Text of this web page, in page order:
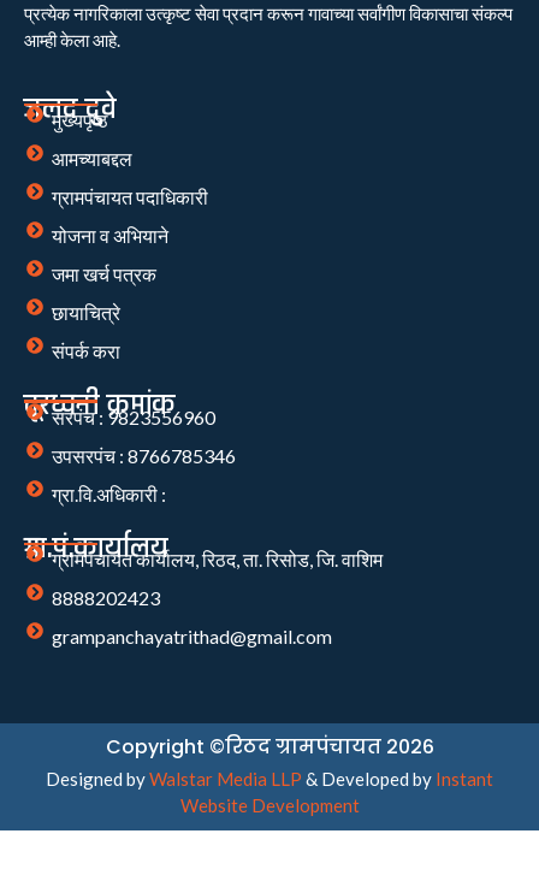
प्रत्येक नागरिकाला उत्कृष्ट सेवा प्रदान करून गावाच्या सर्वांगीण विकासाचा संकल्प
आम्ही केला आहे.
जलद दुवे
मुख्यपृष्ठ
आमच्याबद्दल
ग्रामपंचायत पदाधिकारी
योजना व अभियाने
जमा खर्च पत्रक
छायाचित्रे
संपर्क करा
दूरध्वनी क्रमांक
सरपंच : 9823556960
उपसरपंच : 8766785346
ग्रा.वि.अधिकारी :
ग्रा.पं.कार्यालय
ग्रामपंचायत कार्यालय, रिठद, ता. रिसोड, जि. वाशिम
8888202423
grampanchayatrithad@gmail.com
Copyright ©रिठद ग्रामपंचायत 2026
Designed byWalstar Media LLP & Developed by Instant
Website Development